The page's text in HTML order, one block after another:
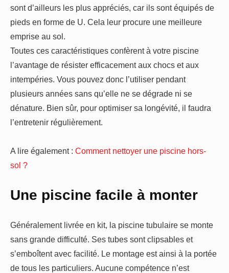
sont d’ailleurs les plus appréciés, car ils sont équipés de
pieds en forme de U. Cela leur procure une meilleure
emprise au sol.
Toutes ces caractéristiques confèrent à votre piscine
l’avantage de résister efficacement aux chocs et aux
intempéries. Vous pouvez donc l’utiliser pendant
plusieurs années sans qu’elle ne se dégrade ni se
dénature. Bien sûr, pour optimiser sa longévité, il faudra
l’entretenir régulièrement.
A lire également : Comment nettoyer une piscine hors-
sol ?
Une piscine facile à monter
Généralement livrée en kit, la piscine tubulaire se monte
sans grande difficulté. Ses tubes sont clipsables et
s’emboîtent avec facilité. Le montage est ainsi à la portée
de tous les particuliers. Aucune compétence n’est